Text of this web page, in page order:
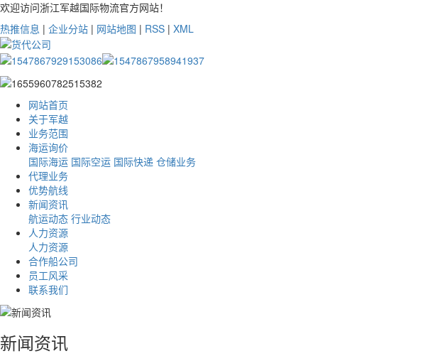
欢迎访问浙江军越国际物流官方网站！
热推信息 | 企业分站 | 网站地图 | RSS | XML
网站首页
关于军越
业务范围
海运询价
国际海运 国际空运 国际快递 仓储业务
代理业务
优势航线
新闻资讯
航运动态 行业动态
人力资源
人力资源
合作船公司
员工风采
联系我们
新闻资讯